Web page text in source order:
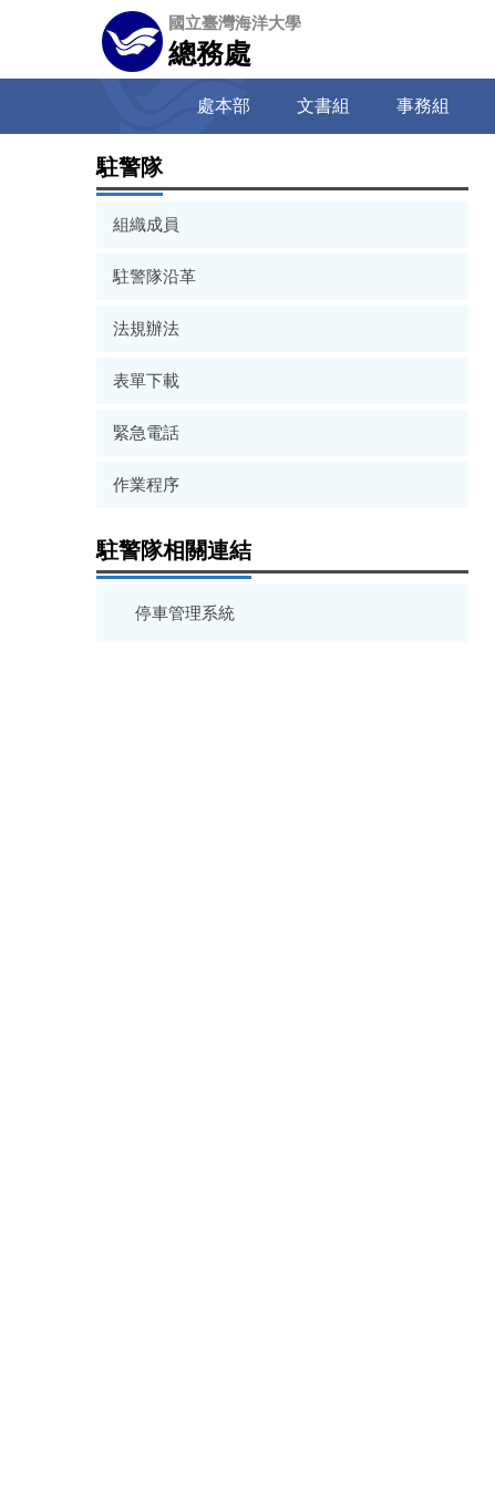
容
國立臺灣海洋大學
總務處
處本部 文書組 事務組
駐警隊
組織成員
駐警隊沿革
法規辦法
表單下載
緊急電話
作業程序
駐警隊相關連結
停車管理系統